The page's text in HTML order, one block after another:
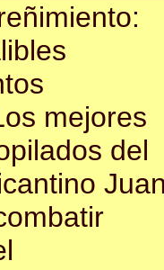
mejores
del